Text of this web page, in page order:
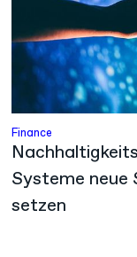
Finance
Systeme neue
setzen